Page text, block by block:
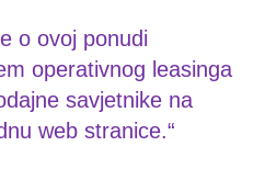
o ovoj ponudi
operativnog leasinga
savjetnike na
web stranice.“